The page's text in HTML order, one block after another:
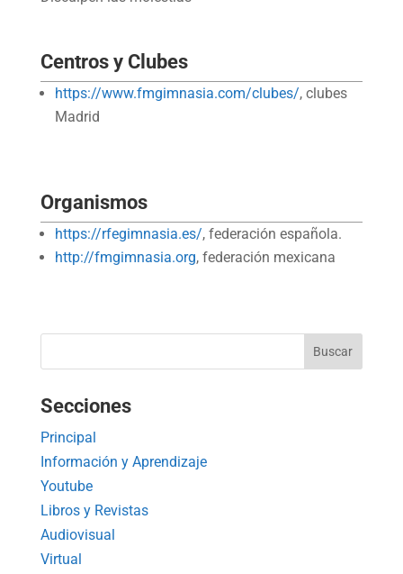
Centros y Clubes
https://www.fmgimnasia.com/clubes/, clubes
Madrid
Organismos
https://rfegimnasia.es/, federación española.
http://fmgimnasia.org, federación mexicana
Secciones
Principal
Información y Aprendizaje
Youtube
Libros y Revistas
Audiovisual
Virtual